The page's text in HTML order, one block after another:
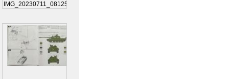
IMG_20230711_081259